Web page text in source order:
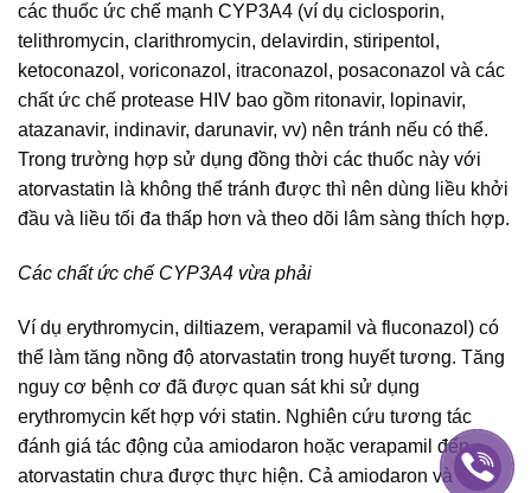
các thuốc ức chế mạnh CYP3A4 (ví dụ ciclosporin,
telithromycin, clarithromycin, delavirdin, stiripentol,
ketoconazol, voriconazol, itraconazol, posaconazol và các
chất ức chế protease HIV bao gồm ritonavir, lopinavir,
atazanavir, indinavir, darunavir, vv) nên tránh nếu có thể.
Trong trường hợp sử dụng đồng thời các thuốc này với
atorvastatin là không thể tránh được thì nên dùng liều khởi
đầu và liều tối đa thấp hơn và theo dõi lâm sàng thích hợp.
Các chất ức chế CYP3A4 vừa phải
Ví dụ erythromycin, diltiazem, verapamil và fluconazol) có
thể làm tăng nồng độ atorvastatin trong huyết tương. Tăng
nguy cơ bệnh cơ đã được quan sát khi sử dụng
erythromycin kết hợp với statin. Nghiên cứu tương tác
đánh giá tác động của amiodaron hoặc verapamil đến
atorvastatin chưa được thực hiện. Cả amiodaron và